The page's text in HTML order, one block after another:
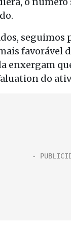
seguimos
favorável
enxergam
do